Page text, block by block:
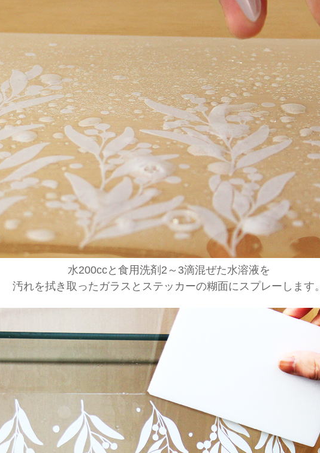
水200ccと食用洗剤2～3滴混ぜた水溶液を
汚れを拭き取ったガラスとステッカーの糊面にスプレーします。